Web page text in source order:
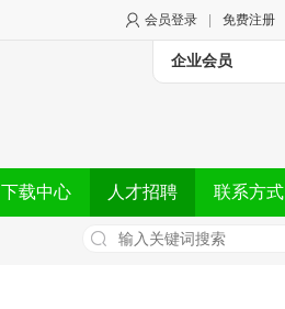
会员登录 免费注册
企业会员
下载中心 人才招聘 联系方式